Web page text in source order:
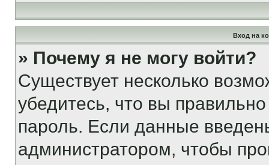
Вход на
» Почему я не могу войти?
Существует несколько
убедитесь, что вы
пароль. Если данные
администратором, чтобы